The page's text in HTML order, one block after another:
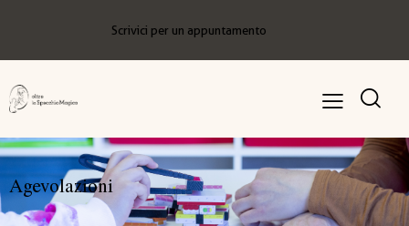
Scrivici per un appuntamento
Agevolazioni